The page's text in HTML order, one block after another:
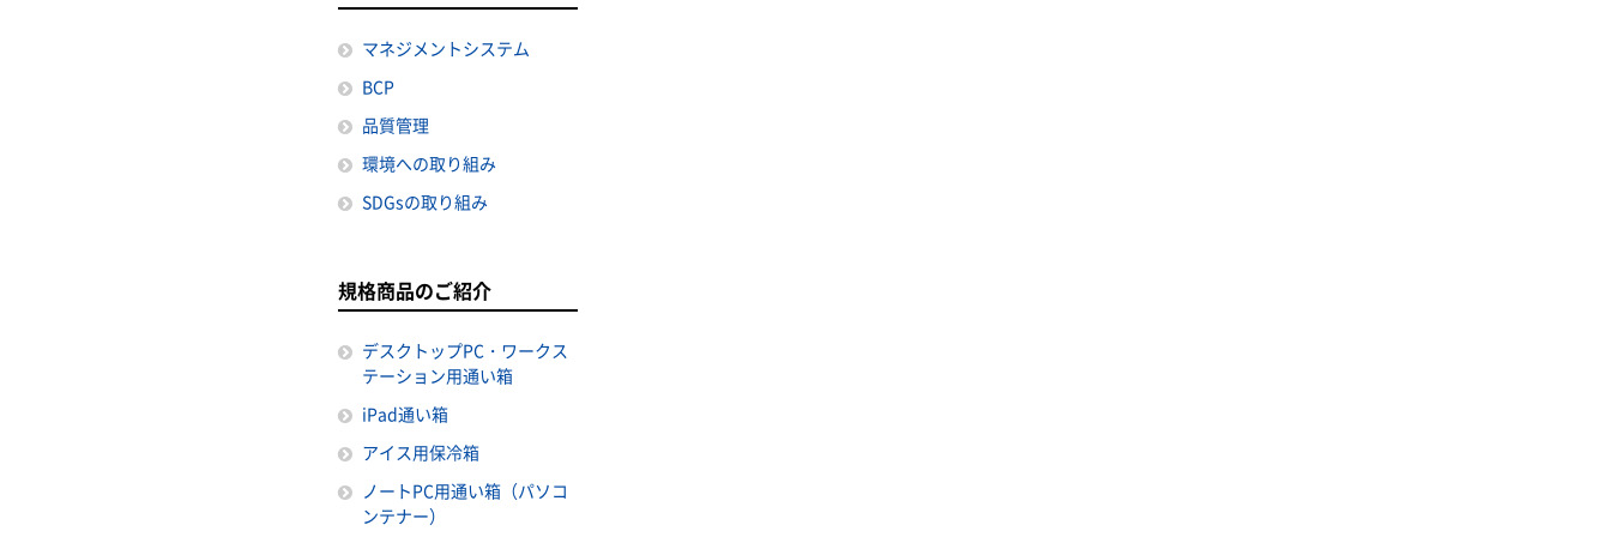
マネジメントシステム
BCP
品質管理
環境への取り組み
SDGsの取り組み
規格商品のご紹介
デスクトップPC・ワークス
テーション用通い箱
iPad通い箱
アイス用保冷箱
ノートPC用通い箱（パソコ
ンテナー）